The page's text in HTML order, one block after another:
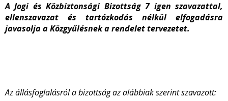
A Jogi és Közbiztonsági Bizottság 7 igen szavazattal,
ellenszavazat és tartózkodás nélkül elfogadásra
javasolja a Közgyűlésnek a rendelet tervezetet.
Az állásfoglalásról a bizottság az alábbiak szerint szavazott: